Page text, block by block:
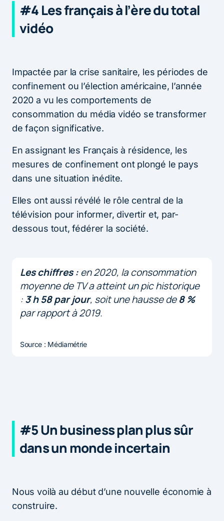
#4 Les français à l’ère du total
vidéo
Impactée par la crise sanitaire, les périodes de
confinement ou l’élection américaine, l’année
2020 a vu les comportements de
consommation du média vidéo se transformer
de façon significative.
En assignant les Français à résidence, les
mesures de confinement ont plongé le pays
dans une situation inédite.
Elles ont aussi révélé le rôle central de la
télévision pour informer, divertir et, par-
dessous tout, fédérer la société.
Les chiffres :en 2020, la consommation
moyenne de TV a atteint un pic historique
:3 h 58 par jour, soit une hausse de8 %
par rapport à 2019.
Source : Médiamétrie
#5 Un business plan plus sûr
dans un monde incertain
Nous voilà au début d’une nouvelle économie à
construire.